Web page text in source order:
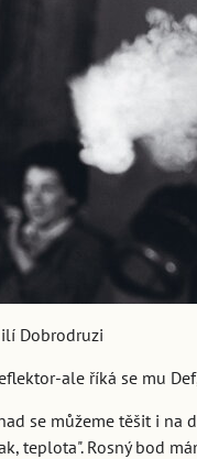
Dobrodruzi
ale říká se mu
se můžeme těšit i na
teplota". Rosný bod